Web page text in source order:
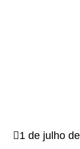
1 de julho